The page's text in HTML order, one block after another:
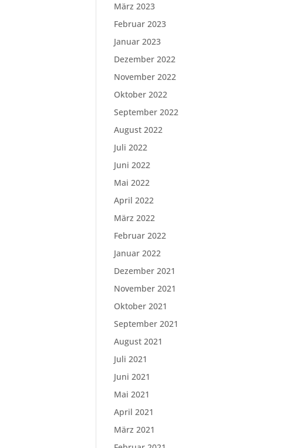
März 2023
Februar 2023
Januar 2023
Dezember 2022
November 2022
Oktober 2022
September 2022
August 2022
Juli 2022
Juni 2022
Mai 2022
April 2022
März 2022
Februar 2022
Januar 2022
Dezember 2021
November 2021
Oktober 2021
September 2021
August 2021
Juli 2021
Juni 2021
Mai 2021
April 2021
März 2021